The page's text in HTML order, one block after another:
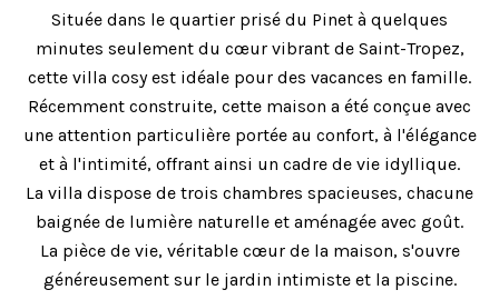
Située dans le quartier prisé du Pinet à quelques
minutes seulement du cœur vibrant de Saint-Tropez,
cette villa cosy est idéale pour des vacances en famille.
Récemment construite, cette maison a été conçue avec
une attention particulière portée au confort, à l'élégance
et à l'intimité, offrant ainsi un cadre de vie idyllique.
La villa dispose de trois chambres spacieuses, chacune
baignée de lumière naturelle et aménagée avec goût.
La pièce de vie, véritable cœur de la maison, s'ouvre
généreusement sur le jardin intimiste et la piscine.